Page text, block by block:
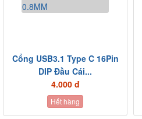
Cổng USB3.1 Type C 16Pin
DIP Đầu Cái...
4.000 đ
Hết hàng